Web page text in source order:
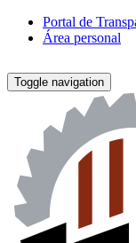
Portal de
Área personal
Toggle navigation